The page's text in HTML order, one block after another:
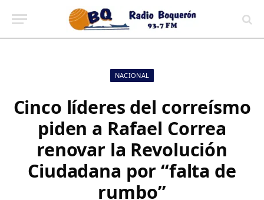
NACIONAL
Cinco líderes del correísmo
piden a Rafael Correa
renovar la Revolución
Ciudadana por “falta de
rumbo”